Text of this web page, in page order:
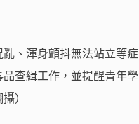
、渾身顫抖無法站立等症
查緝工作，並提醒青年學
）